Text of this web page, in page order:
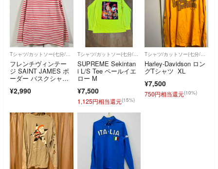
Tシャツ/カットソー(七分/長袖)
フレンチヴィンテー
ジ SAINT JAMES ボ
ーダー バスクシャ
¥2,990
Tシャツ/カットソー(七分/長袖)
SUPREME Sekintan
i L/S Tee ペールイエ
ロー M
¥7,500
1,125円相当還元(15%)
Tシャツ/カットソー(七分/長袖)
Harley-Davidson ロン
グTシャツ XL
¥7,500
750円相当還元(10%)